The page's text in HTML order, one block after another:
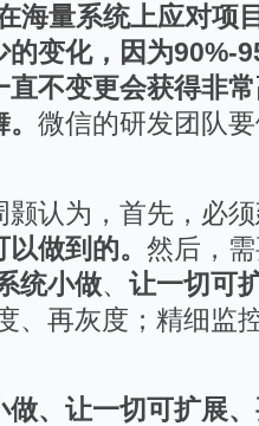
海量系统上应对项
变化，因为90%-
直不变更会获得非
微信的研发团队
认为，首先，必
做到的。 然后，
统小做、 让一切可
、再灰度；精细监
做、让一切可扩展